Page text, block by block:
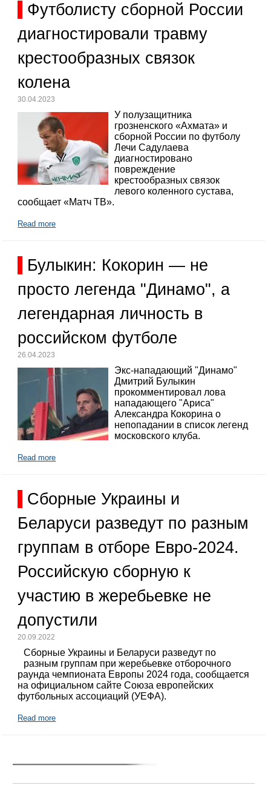
Футболисту сборной России
диагностировали травму
крестообразных связок
колена
30.04.2023
У полузащитника
грозненского «Ахмата» и
сборной России по футболу
Лечи Садулаева
диагностировано
повреждение
крестообразных связок
левого коленного сустава,
сообщает «Матч ТВ».
Read more
Булыкин: Кокорин — не
просто легенда "Динамо", а
легендарная личность в
российском футболе
26.04.2023
Экс-нападающий "Динамо"
Дмитрий Булыкин
прокомментировал лова
нападающего "Ариса"
Александра Кокорина о
непопадании в список легенд
московского клуба.
Read more
Сборные Украины и
Беларуси разведут по разным
группам в отборе Евро-2024.
Российскую сборную к
участию в жеребьевке не
допустили
20.09.2022
Сборные Украины и Беларуси разведут по
разным группам при жеребьевке отборочного
раунда чемпионата Европы 2024 года, сообщается
на официальном сайте Союза европейских
футбольных ассоциаций (УЕФА).
Read more